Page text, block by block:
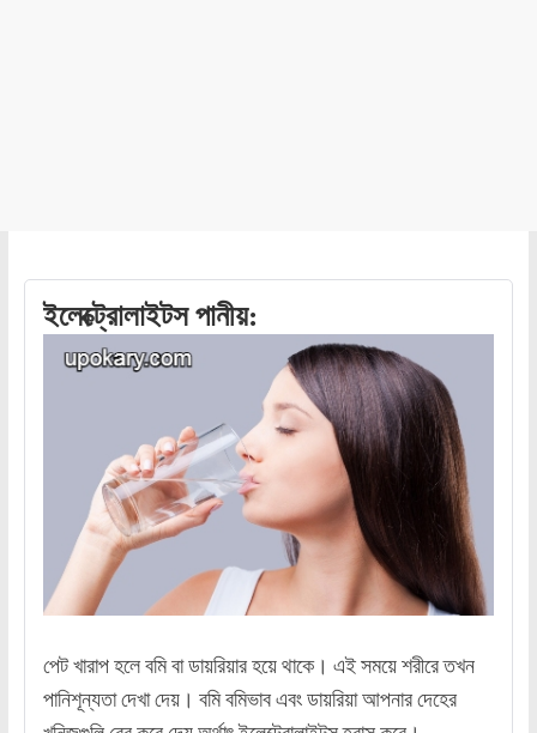
ইলেক্ট্রোলাইটস পানীয়:
পেট খারাপ হলে বমি বা ডায়রিয়ার হয়ে থাকে। এই সময়ে শরীরে তখন
পানিশূন্যতা দেখা দেয়। বমি বমিভাব এবং ডায়রিয়া আপনার দেহের